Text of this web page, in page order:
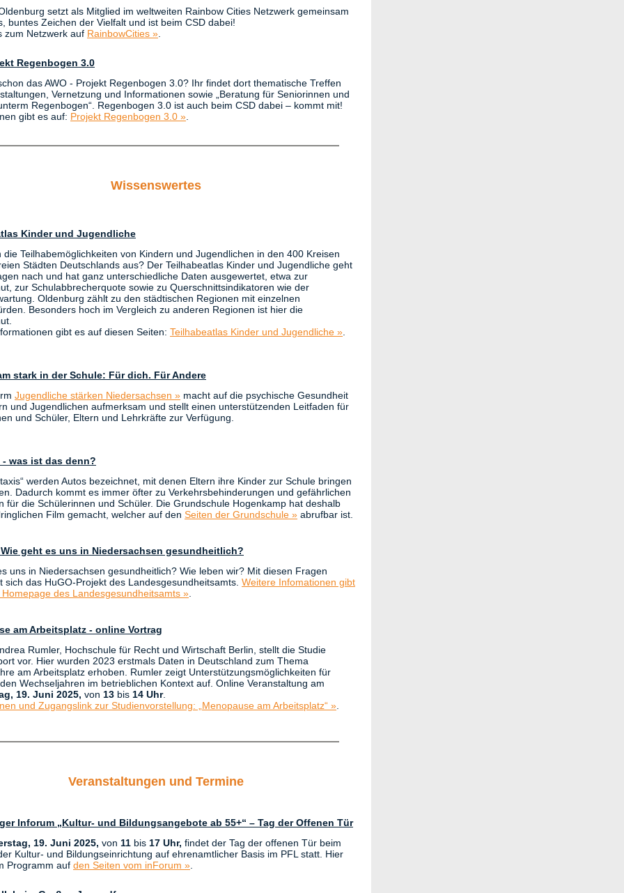
setzt als Mitglied im weltweiten Rainbow Cities Netzwerk gemeinsam
buntes Zeichen der Vielfalt und ist beim CSD dabei!
zum Netzwerk auf RainbowCities »
Regenbogen 3.0
das AWO - Projekt Regenbogen 3.0? Ihr findet dort thematische Treffen
Vernetzung und Informationen sowie „Beratung für Seniorinnen und
Regenbogen“. Regenbogen 3.0 ist auch beim CSD dabei – kommt mit!
gibt es auf: Projekt Regenbogen 3.0 »
Wissenswertes
Kinder und Jugendliche
die Teilhabemöglichkeiten von Kindern und Jugendlichen in den 400 Kreisen
Städten Deutschlands aus? Der Teilhabeatlas Kinder und Jugendliche geht
nach und hat ganz unterschiedliche Daten ausgewertet, etwa zur
zur Schulabbrecherquote sowie zu Querschnittsindikatoren wie der
Oldenburg zählt zu den städtischen Regionen mit einzelnen
Besonders hoch im Vergleich zu anderen Regionen ist hier die
gibt es auf diesen Seiten: Teilhabeatlas Kinder und Jugendliche »
stark in der Schule: Für dich. Für Andere
Jugendliche stärken Niedersachsen » macht auf die psychische Gesundheit
und Jugendlichen aufmerksam und stellt einen unterstützenden Leitfaden für
und Schüler, Eltern und Lehrkräfte zur Verfügung.
- was ist das denn?
werden Autos bezeichnet, mit denen Eltern ihre Kinder zur Schule bringen
Dadurch kommt es immer öfter zu Verkehrsbehinderungen und gefährlichen
für die Schülerinnen und Schüler. Die Grundschule Hogenkamp hat deshalb
Film gemacht, welcher auf den Seiten der Grundschule » abrufbar ist.
geht es uns in Niedersachsen gesundheitlich?
uns in Niedersachsen gesundheitlich? Wie leben wir? Mit diesen Fragen
sich das HuGO-Projekt des Landesgesundheitsamts. Weitere Infomationen gibt
des Landesgesundheitsamts »
am Arbeitsplatz - online Vortrag
Rumler, Hochschule für Recht und Wirtschaft Berlin, stellt die Studie
vor. Hier wurden 2023 erstmals Daten in Deutschland zum Thema
am Arbeitsplatz erhoben. Rumler zeigt Unterstützungsmöglichkeiten für
Wechseljahren im betrieblichen Kontext auf. Online Veranstaltung am
19. Juni 2025, von 13 bis 14 Uhr.
und Zugangslink zur Studienvorstellung: „Menopause am Arbeitsplatz“ »
Veranstaltungen und Termine
Inforum „Kultur- und Bildungsangebote ab 55+“ – Tag der Offenen Tür
19. Juni 2025, von 11 bis 17 Uhr, findet der Tag der offenen Tür beim
Kultur- und Bildungseinrichtung auf ehrenamtlicher Basis im PFL statt. Hier
Programm auf den Seiten vom inForum »